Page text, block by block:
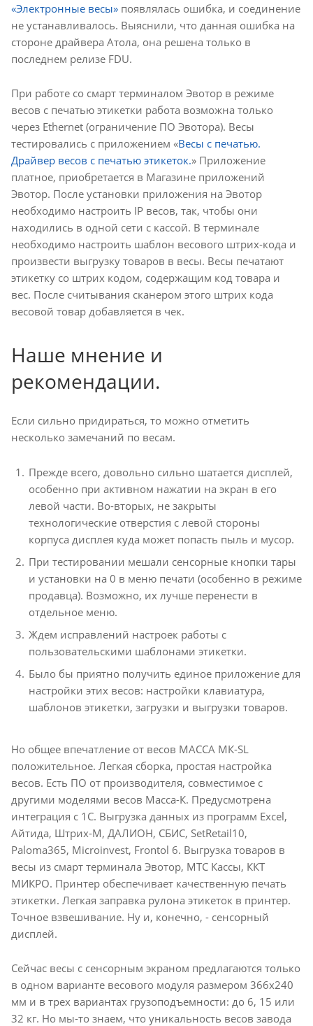
«Электронные весы» появлялась ошибка, и соединение
не устанавливалось. Выяснили, что данная ошибка на
стороне драйвера Атола, она решена только в
последнем релизе FDU.
При работе со смарт терминалом Эвотор в режиме
весов с печатью этикетки работа возможна только
через Ethernet (ограничение ПО Эвотора). Весы
тестировались с приложением «Весы с печатью.
Драйвер весов с печатью этикеток.» Приложение
платное, приобретается в Магазине приложений
Эвотор. После установки приложения на Эвотор
необходимо настроить IP весов, так, чтобы они
находились в одной сети с кассой. В терминале
необходимо настроить шаблон весового штрих-кода и
произвести выгрузку товаров в весы. Весы печатают
этикетку со штрих кодом, содержащим код товара и
вес. После считывания сканером этого штрих кода
весовой товар добавляется в чек.
Наше мнение и
рекомендации.
Если сильно придираться, то можно отметить
несколько замечаний по весам.
Прежде всего, довольно сильно шатается дисплей,
особенно при активном нажатии на экран в его
левой части. Во-вторых, не закрыты
технологические отверстия с левой стороны
корпуса дисплея куда может попасть пыль и мусор.
При тестировании мешали сенсорные кнопки тары
и установки на 0 в меню печати (особенно в режиме
продавца). Возможно, их лучше перенести в
отдельное меню.
Ждем исправлений настроек работы с
пользовательскими шаблонами этикетки.
Было бы приятно получить единое приложение для
настройки этих весов: настройки клавиатура,
шаблонов этикетки, загрузки и выгрузки товаров.
Но общее впечатление от весов МАССА МК-SL
положительное. Легкая сборка, простая настройка
весов. Есть ПО от производителя, совместимое с
другими моделями весов Масса-К. Предусмотрена
интеграция с 1С. Выгрузка данных из программ Excel,
Айтида, Штрих-М, ДАЛИОН, СБИС, SetRetail10,
Paloma365, Microinvest, Frontol 6. Выгрузка товаров в
весы из смарт терминала Эвотор, МТС Кассы, ККТ
МИКРО. Принтер обеспечивает качественную печать
этикетки. Легкая заправка рулона этикеток в принтер.
Точное взвешивание. Ну и, конечно, - сенсорный
дисплей.
Сейчас весы с сенсорным экраном предлагаются только
в одном варианте весового модуля размером 366х240
мм и в трех вариантах грузоподъемности: до 6, 15 или
32 кг. Но мы-то знаем, что уникальность весов завода